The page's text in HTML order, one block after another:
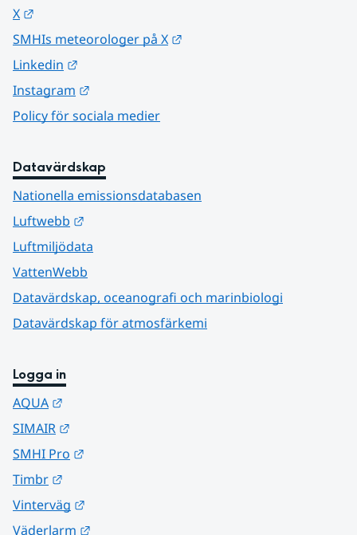
X
SMHIs meteorologer på X
Linkedin
Instagram
Policy för sociala medier
Datavärdskap
Nationella emissionsdatabasen
Luftwebb
Luftmiljödata
VattenWebb
Datavärdskap, oceanografi och marinbiologi
Datavärdskap för atmosfärkemi
Logga in
AQUA
SIMAIR
SMHI Pro
Timbr
Vinterväg
Väderlarm